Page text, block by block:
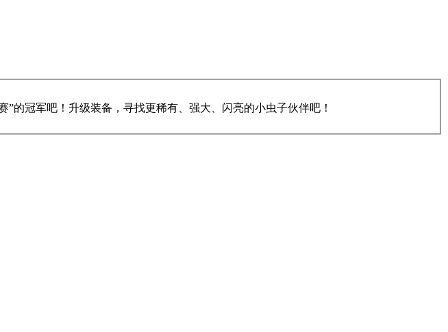
的冠军吧！升级装备，寻找更稀有、强大、闪亮的小虫子伙伴吧！